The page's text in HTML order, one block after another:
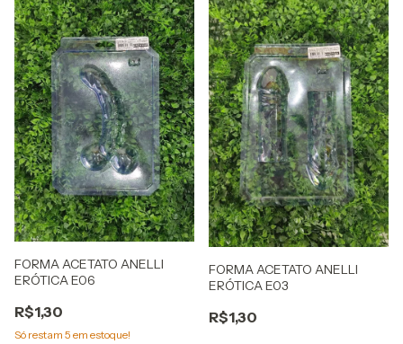
FORMA ACETATO ANELLI
ERÓTICA E06
R$1,30
Só restam 5 em estoque!
FORMA ACETATO ANELLI
ERÓTICA E03
R$1,30